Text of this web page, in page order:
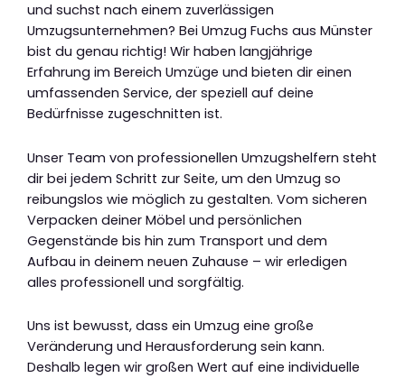
und suchst nach einem zuverlässigen
Umzugsunternehmen? Bei Umzug Fuchs aus Münster
bist du genau richtig! Wir haben langjährige
Erfahrung im Bereich Umzüge und bieten dir einen
umfassenden Service, der speziell auf deine
Bedürfnisse zugeschnitten ist.
Unser Team von professionellen Umzugshelfern steht
dir bei jedem Schritt zur Seite, um den Umzug so
reibungslos wie möglich zu gestalten. Vom sicheren
Verpacken deiner Möbel und persönlichen
Gegenstände bis hin zum Transport und dem
Aufbau in deinem neuen Zuhause – wir erledigen
alles professionell und sorgfältig.
Uns ist bewusst, dass ein Umzug eine große
Veränderung und Herausforderung sein kann.
Deshalb legen wir großen Wert auf eine individuelle